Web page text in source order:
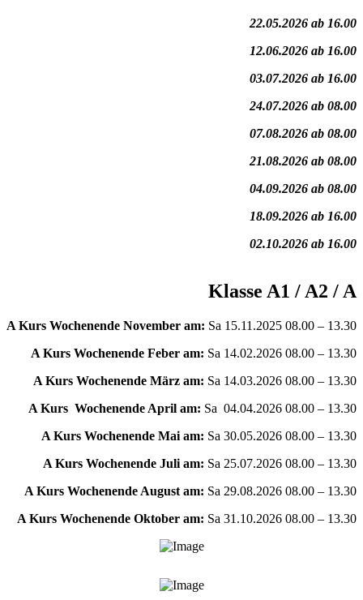
22.05.2026 ab 16.00
12.06.2026 ab 16.00
03.07.2026 ab 16.00
24.07.2026 ab 08.00
07.08.2026 ab 08.00
21.08.2026 ab 08.00
04.09.2026 ab 08.00
18.09.2026 ab 16.00
02.10.2026 ab 16.00
Klasse A1 / A2 / A
A Kurs Wochenende November am: Sa 15.11.2025 08.00 – 13.30
A Kurs Wochenende Feber am: Sa 14.02.2026 08.00 – 13.30
A Kurs Wochenende März am: Sa 14.03.2026 08.00 – 13.30
A Kurs Wochenende April am: Sa 04.04.2026 08.00 – 13.30
A Kurs Wochenende Mai am: Sa 30.05.2026 08.00 – 13.30
A Kurs Wochenende Juli am: Sa 25.07.2026 08.00 – 13.30
A Kurs Wochenende August am: Sa 29.08.2026 08.00 – 13.30
A Kurs Wochenende Oktober am: Sa 31.10.2026 08.00 – 13.30